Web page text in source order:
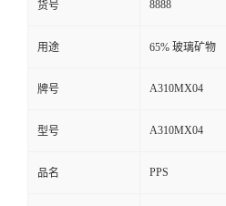
货号 8888
用途 65% 玻璃矿物
牌号 A310MX04
型号 A310MX04
品名 PPS